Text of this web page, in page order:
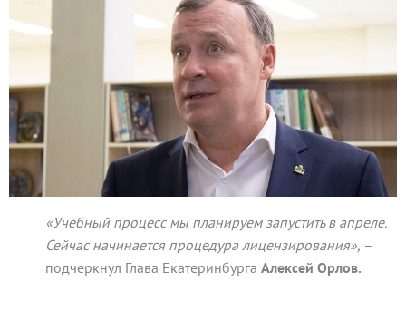
«Учебный процесс мы планируем запустить в апреле.
Сейчас начинается процедура лицензирования», –
подчеркнул Глава Екатеринбурга Алексей Орлов.